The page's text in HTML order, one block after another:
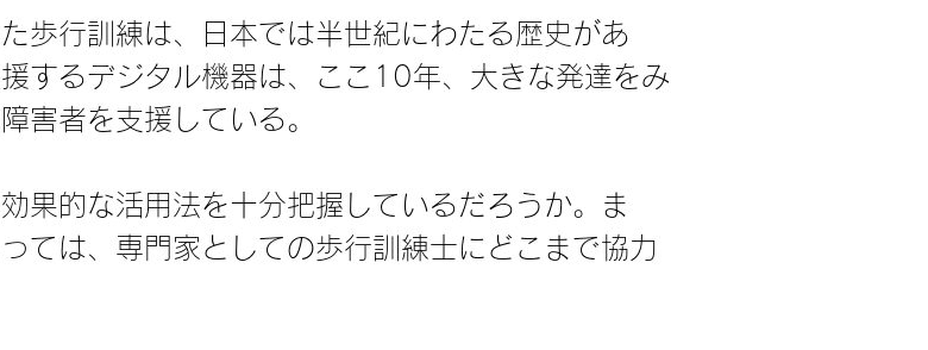
歩行訓練は、日本では半世紀にわたる歴史があ
するデジタル機器は、ここ10年、大きな発達をみ
害者を支援している。
果的な活用法を十分把握しているだろうか。ま
ては、専門家としての歩行訓練士にどこまで協力